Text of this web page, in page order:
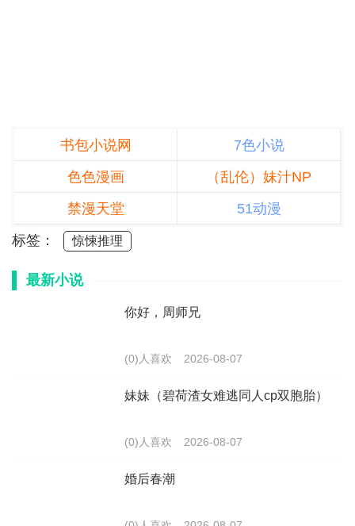
书包小说网
7色小说
色色漫画
（乱伦）妹汁NP
禁漫天堂
51动漫
标签：
惊悚推理
最新小说
你好，周师兄
(0)人喜欢 2026-08-07
妹妹（碧荷渣女难逃同人cp双胞胎）
(0)人喜欢 2026-08-07
婚后春潮